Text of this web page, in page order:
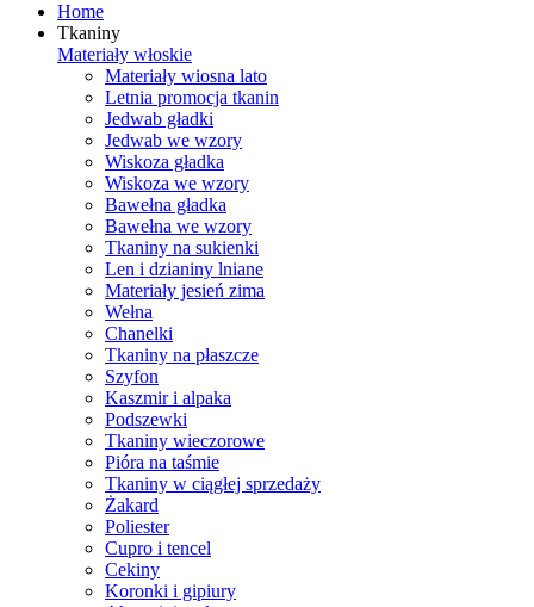
Home
Tkaniny
Materiały włoskie
Materiały wiosna lato
Letnia promocja tkanin
Jedwab gładki
Jedwab we wzory
Wiskoza gładka
Wiskoza we wzory
Bawełna gładka
Bawełna we wzory
Tkaniny na sukienki
Len i dzianiny lniane
Materiały jesień zima
Wełna
Chanelki
Tkaniny na płaszcze
Szyfon
Kaszmir i alpaka
Podszewki
Tkaniny wieczorowe
Pióra na taśmie
Tkaniny w ciągłej sprzedaży
Żakard
Poliester
Cupro i tencel
Cekiny
Koronki i gipiury